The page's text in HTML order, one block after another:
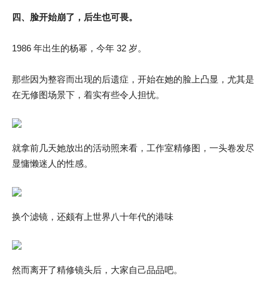
四、脸开始崩了，后生也可畏。
1986 年出生的杨幂，今年 32 岁。
那些因为整容而出现的后遗症，开始在她的脸上凸显，尤其是
在无修图场景下，着实有些令人担忧。
就拿前几天她放出的活动照来看，工作室精修图，一头卷发尽
显慵懒迷人的性感。
换个滤镜，还颇有上世界八十年代的港味
然而离开了精修镜头后，大家自己品品吧。